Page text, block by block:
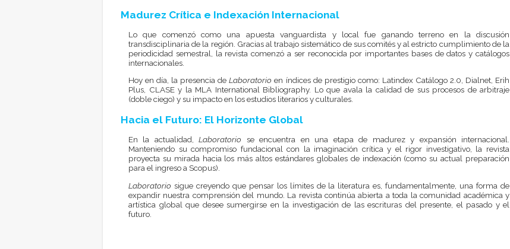
Madurez Crítica e Indexación Internacional
Lo que comenzó como una apuesta vanguardista y local fue ganando terreno en la discusión
transdisciplinaria de la región. Gracias al trabajo sistemático de sus comités y al estricto cumplimiento de la
periodicidad semestral, la revista comenzó a ser reconocida por importantes bases de datos y catálogos
internacionales.
Hoy en día, la presencia deLaboratorio en índices de prestigio como: Latindex Catálogo 2.0, Dialnet, Erih
Plus, CLASE y la MLA International Bibliography. Lo que avala la calidad de sus procesos de arbitraje
(doble ciego) y su impacto en los estudios literarios y culturales.
Hacia el Futuro: El Horizonte Global
En la actualidad,Laboratorio se encuentra en una etapa de madurez y expansión internacional.
Manteniendo su compromiso fundacional con la imaginación crítica y el rigor investigativo, la revista
proyecta su mirada hacia los más altos estándares globales de indexación (como su actual preparación
para el ingreso a Scopus).
Laboratorio sigue creyendo que pensar los límites de la literatura es, fundamentalmente, una forma de
expandir nuestra comprensión del mundo. La revista continúa abierta a toda la comunidad académica y
artística global que desee sumergirse en la investigación de las escrituras del presente, el pasado y el
futuro.